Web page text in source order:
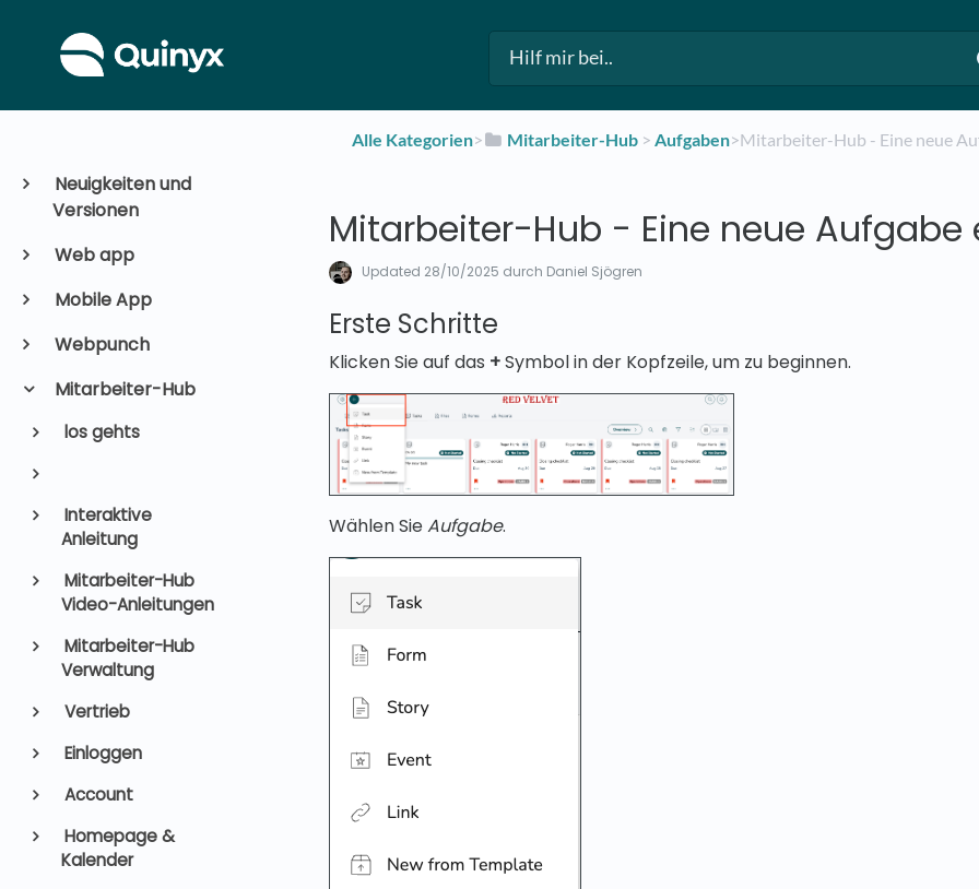
Neuigkeiten und
Versionen
Web app
Mobile App
Webpunch
Mitarbeiter-Hub
los gehts
Interaktive
Anleitung
Mitarbeiter-Hub
Video-Anleitungen
Mitarbeiter-Hub
Verwaltung
Vertrieb
Einloggen
Account
Homepage &
Kalender
Alle Kategorien​>​ ​Mitarbeiter-Hub ​ > ​​Aufgaben​>​ Mitarbeiter-Hub - Eine neue
Mitarbeiter-Hub - Eine neue Aufgabe
Updated 28/10/2025 durch Daniel Sjögren
Erste Schritte
Klicken Sie auf das +Symbol in der Kopfzeile, um zu beginnen.
Wählen SieAufgabe.